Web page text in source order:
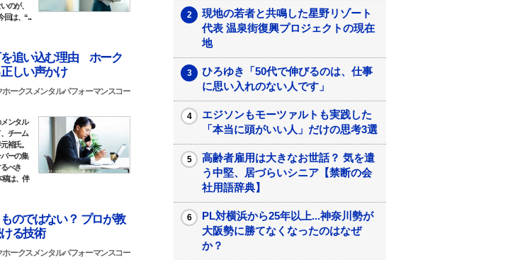
のが、
回は、“...
を追い込む理由 ホーク
しい声かけ
ークスメンタルパフォーマンスコー
ンタル
チーム
裕氏。
ーの集
べき
は、伴
のではない？ プロが教
る技術
ークスメンタルパフォーマンスコー
現地の若者と共鳴した星野リゾート
代表 温泉街復興プロジェクトの現在
地
ひろゆき「50代で伸びるのは、仕事
に思い入れのない人です」
エジソンもモーツァルトも実践した
「本当に頭がいい人」だけの思考3選
高齢者雇用は大きなお世話？ 気を遣
う中堅、居づらいシニア【禁断の会
社用語辞典】
PL対横浜から25年以上...神奈川勢が
大阪勢に勝てなくなったのはなぜ
か？